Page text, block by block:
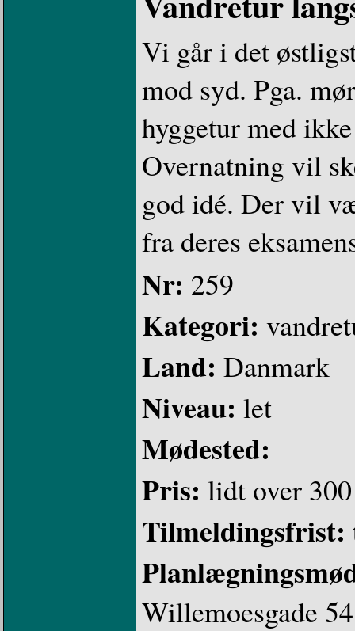
Vi går i det
mod syd. Pga.
hyggetur med
Overnatning vil
god idé. Der vil
fra deres
Nr: 259
Kategori:
Land: Danmark
Niveau: let
Mødested:
Pris: lidt over
Tilmeldingsfrist:
Willemoesgade 54